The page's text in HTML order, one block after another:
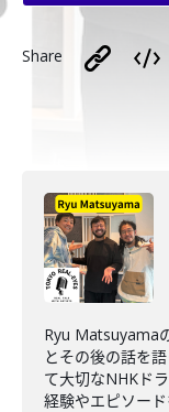
Share
Ryu Matsuyama
とその後の話を
て大切なNHKド
経験やエピソード